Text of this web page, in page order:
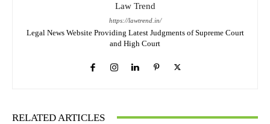
Law Trend
https://lawtrend.in/
Legal News Website Providing Latest Judgments of Supreme Court
and High Court
RELATED ARTICLES